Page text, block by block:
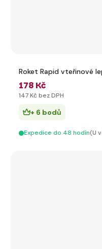
Roket Rapid vteřinové
178 Kč
147 Kč bez DPH
+ 6 bodů
Expedice do 48 hodín(U